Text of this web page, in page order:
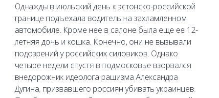
Однажды в июльский день к эстонско-российской
границе подъехала водитель на захламленном
автомобиле. Кроме нее в салоне была еще ее 12-
летняя дочь и кошка. Конечно, они не вызывали
подозрений у российских силовиков. Однако
четыре недели спустя в подмосковье взорвался
внедорожник идеолога рашизма Александра
Дугина, призвавшего россиян убивать украинцев.